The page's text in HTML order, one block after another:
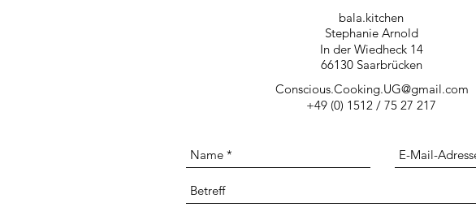
bala.kitchen
Stephanie Arnold
In der Wiedheck 14
66130 Saarbrücken
Conscious.Cooking.UG@gmail.com
+49 (0) 1512 / 75 27 217